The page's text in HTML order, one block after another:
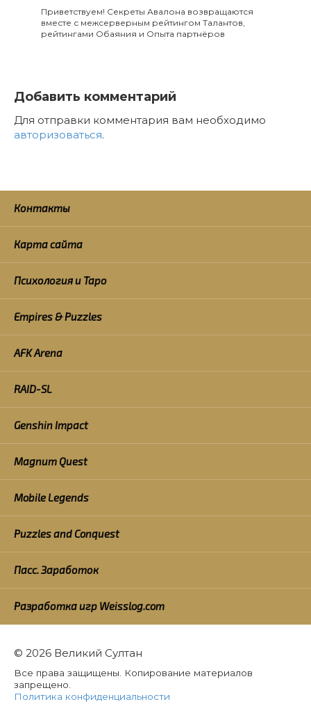
Приветствуем! Секреты Авалона возвращаются
вместе с межсерверным рейтингом Талантов,
рейтингами Обаяния и Опыта партнёров
Добавить комментарий
Для отправки комментария вам необходимо
авторизоваться.
Контакты
Карта сайта
Психология и Таро
Empires & Puzzles
AFK Arena
RAID-SL
Genshin Impact
Magnum Quest
Mobile Legends
Puzzles and Conquest
Пасс. Заработок
Разработка игр Weisslog.com
© 2026 Великий Султан
Все права защищены. Копирование материалов
запрещено.
Политика конфиденциальности